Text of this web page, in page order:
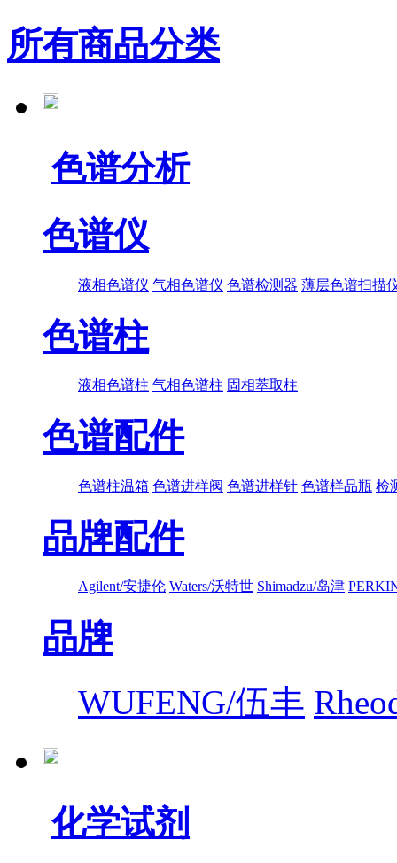
所有商品分类
色谱分析
色谱仪
液相色谱仪 气相色谱仪 色谱检测器 薄层色谱扫描
色谱柱
液相色谱柱 气相色谱柱 固相萃取柱
色谱配件
色谱柱温箱 色谱进样阀 色谱进样针 色谱样品瓶 检
品牌配件
Agilent/安捷伦 Waters/沃特世 Shimadzu/岛津
品牌
WUFENG/伍丰
化学试剂